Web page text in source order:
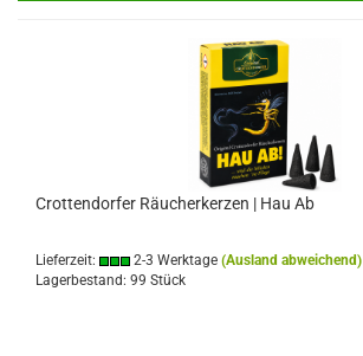
Crottendorfer Räucherkerzen | Hau Ab
Lieferzeit: 2-3 Werktage (Ausland abweichend)
Lagerbestand: 99 Stück